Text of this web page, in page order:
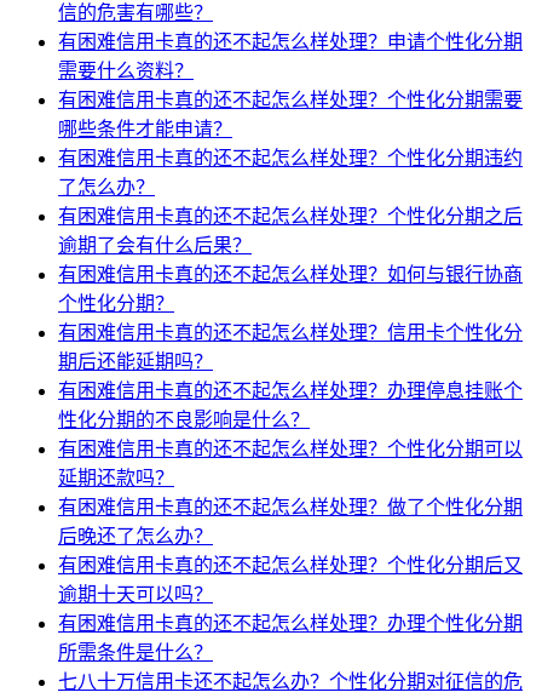
信的危害有哪些？
有困难信用卡真的还不起怎么样处理？申请个性化分期
需要什么资料？
有困难信用卡真的还不起怎么样处理？个性化分期需要
哪些条件才能申请？
有困难信用卡真的还不起怎么样处理？个性化分期违约
了怎么办？
有困难信用卡真的还不起怎么样处理？个性化分期之后
逾期了会有什么后果？
有困难信用卡真的还不起怎么样处理？如何与银行协商
个性化分期？
有困难信用卡真的还不起怎么样处理？信用卡个性化分
期后还能延期吗？
有困难信用卡真的还不起怎么样处理？办理停息挂账个
性化分期的不良影响是什么？
有困难信用卡真的还不起怎么样处理？个性化分期可以
延期还款吗？
有困难信用卡真的还不起怎么样处理？做了个性化分期
后晚还了怎么办？
有困难信用卡真的还不起怎么样处理？个性化分期后又
逾期十天可以吗？
有困难信用卡真的还不起怎么样处理？办理个性化分期
所需条件是什么？
七八十万信用卡还不起怎么办？个性化分期对征信的危